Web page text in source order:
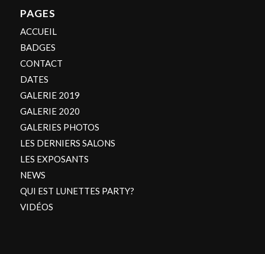
PAGES
ACCUEIL
BADGES
CONTACT
DATES
GALERIE 2019
GALERIE 2020
GALERIES PHOTOS
LES DERNIERS SALONS
LES EXPOSANTS
NEWS
QUI EST LUNETTES PARTY?
VIDÉOS